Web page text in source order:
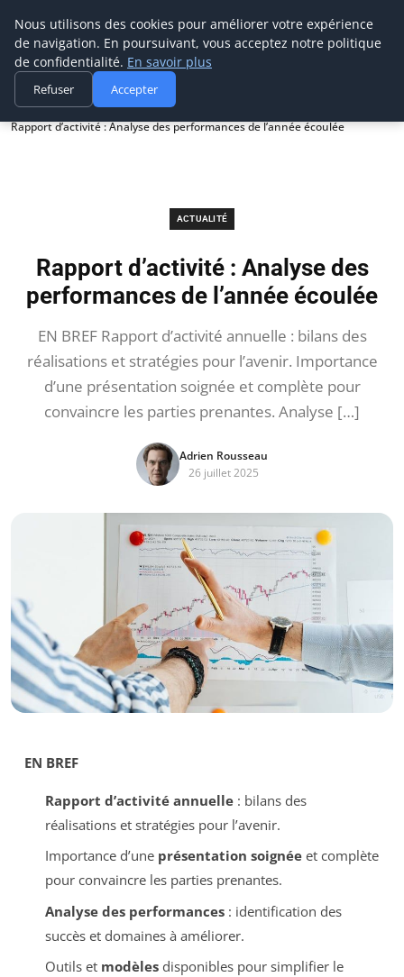
Prospection Pro
Accueil
Actualité
Rapport d’activité : Analyse des performances de l’année écoulée
ACTUALITÉ
Rapport d’activité : Analyse des
performances de l’année écoulée
EN BREF Rapport d’activité annuelle : bilans des
réalisations et stratégies pour l’avenir. Importance
d’une présentation soignée et complète pour
convaincre les parties prenantes. Analyse […]
Adrien Rousseau
26 juillet 2025
EN BREF
Rapport d’activité annuelle: bilans des
réalisations et stratégies pour l’avenir.
Importance d’une présentation soignéeet complète
pour convaincre les parties prenantes.
Analyse des performances: identification des
succès et domaines à améliorer.
Outils et modèlesdisponibles pour simplifier le
Nous utilisons des cookies pour améliorer votre expérience
de navigation. En poursuivant, vous acceptez notre politique
de confidentialité. En savoir plus
Refuser Accepter